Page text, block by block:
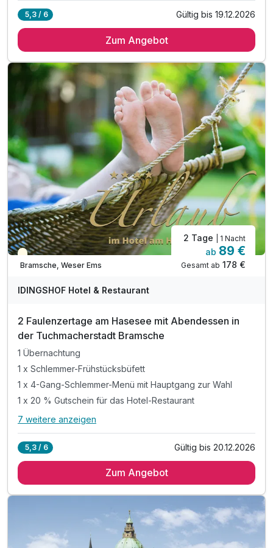
1 x reichhaltiges Frühstücksbuffet
1 x Nachtwächterrundgang*
1 x Rad- und Wanderrouten der Umgebung als QR Code
1 x Bentheimer Gästekarte
inkl. 25% Rabatt im Tierpark Nordhorn
inkl. 50% Rabatt im Rock & Pop Museum Gronau
inkl. W-Lan
Familienspaß o. Zeit zu zweit - Alles ist möglich
5,3 / 6 Gültig bis 19.12.2026
Zum Angebot
WAR
202
Teilweise ausgelastet
Bramsche, Weser Ems
2 Tage | 1 Nacht
ab 89 €
Gesamt ab 178 €
IDINGSHOF Hotel & Restaurant
2 Faulenzertage am Hasesee mit Abendessen in
der Tuchmacherstadt Bramsche
1 Übernachtung
1 x Schlemmer-Frühstücksbüfett
1 x 4-Gang-Schlemmer-Menü mit Hauptgang zur Wahl
1 x 20 % Gutschein für das Hotel-Restaurant
Alle Inklusivleistungen
1 x Schlemmer-Frühstücksbüfett
1 x Begrüßungsgetränk am Anreisetag
Gratis: Gutscheinbuch "mehrWERT Bramsche"
7 weitere anzeigen
5,3 / 6 Gültig bis 20.12.2026
Zum Angebot